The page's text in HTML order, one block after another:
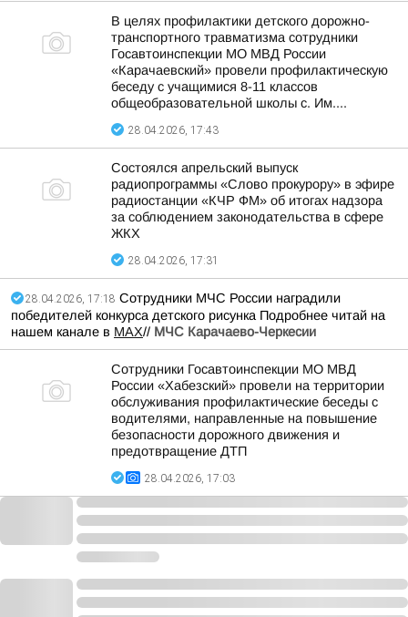
В целях профилактики детского дорожно-
транспортного травматизма сотрудники
Госавтоинспекции МО МВД России
«Карачаевский» провели профилактическую
беседу с учащимися 8-11 классов
общеобразовательной школы с. Им....
28.04.2026, 17:43
Состоялся апрельский выпуск
радиопрограммы «Слово прокурору» в эфире
радиостанции «КЧР ФМ» об итогах надзора
за соблюдением законодательства в сфере
ЖКХ
28.04.2026, 17:31
28.04.2026, 17:18 Сотрудники МЧС России наградили
победителей конкурса детского рисунка Подробнее читай на
нашем канале в MAX// МЧС Карачаево-Черкесии
Сотрудники Госавтоинспекции МО МВД
России «Хабезский» провели на территории
обслуживания профилактические беседы с
водителями, направленные на повышение
безопасности дорожного движения и
предотвращение ДТП
28.04.2026, 17:03